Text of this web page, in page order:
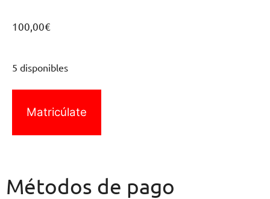
100,00€
5 disponibles
Matricúlate
Métodos de pago